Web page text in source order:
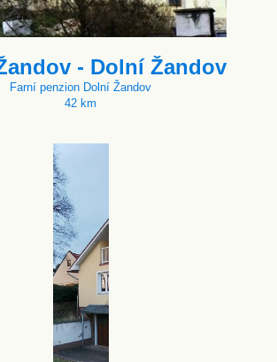
- Dolní Žandov
Farní penzion Dolní Žandov
42 km